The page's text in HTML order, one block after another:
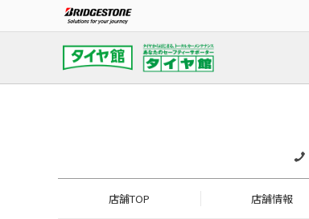
店舗TOP 店舗情報